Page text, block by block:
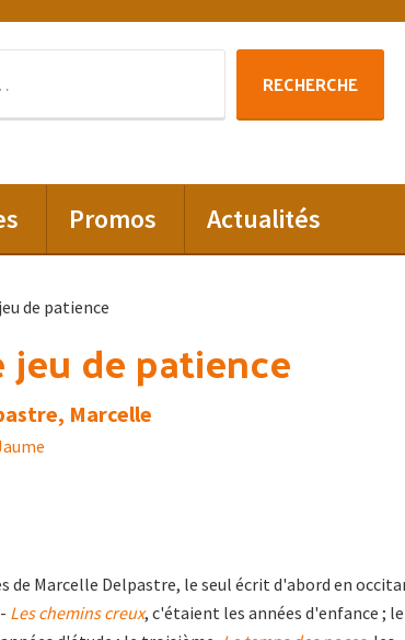
RECHERCHE
Promos Actualités
de patience
jeu de patience
Marcelle
de Marcelle Delpastre, le seul écrit d'abord en
Les chemins creux, c'étaient les années d'enfance ; le